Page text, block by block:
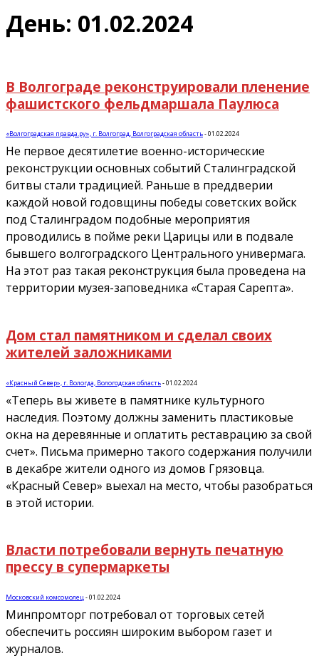
День: 01.02.2024
В Волгограде реконструировали пленение
фашистского фельдмаршала Паулюса
«Волгоградская правда.ру», г. Волгоград, Волгоградская область-01.02.2024
Не первое десятилетие военно-исторические
реконструкции основных событий Сталинградской
битвы стали традицией. Раньше в преддверии
каждой новой годовщины победы советских войск
под Сталинградом подобные мероприятия
проводились в пойме реки Царицы или в подвале
бывшего волгоградского Центрального универмага.
На этот раз такая реконструкция была проведена на
территории музея-заповедника «Старая Сарепта».
Дом стал памятником и сделал своих
жителей заложниками
«Красный Север», г. Вологда, Вологодская область-01.02.2024
«Теперь вы живете в памятнике культурного
наследия. Поэтому должны заменить пластиковые
окна на деревянные и оплатить реставрацию за свой
счет». Письма примерно такого содержания получили
в декабре жители одного из домов Грязовца.
«Красный Север» выехал на место, чтобы разобраться
в этой истории.
Власти потребовали вернуть печатную
прессу в супермаркеты
Московский комсомолец-01.02.2024
Минпромторг потребовал от торговых сетей
обеспечить россиян широким выбором газет и
журналов.